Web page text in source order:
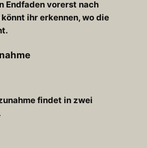
Endfaden vorerst nach
könnt ihr erkennen, wo die
findet in zwei